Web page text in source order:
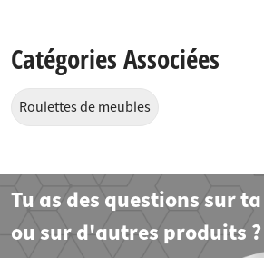
Catégories Associées
Roulettes de meubles
Tu as des questions sur
ou sur d'autres produits ?